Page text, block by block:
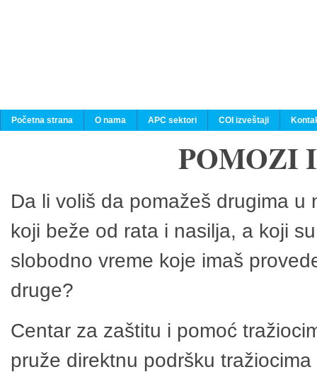
Početna strana O nama APC sektori COI izveštaji
POMOZI
Da li voliš da pomažeš drugima
koji beže od rata i nasilja, a koji
slobodno vreme koje imaš
druge?
Centar za zaštitu i pomoć
pruže direktnu podršku